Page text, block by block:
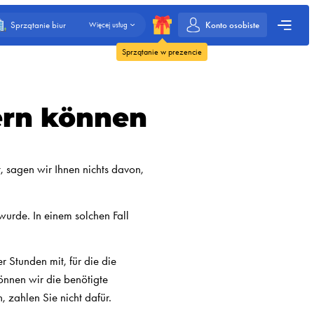
Sprzątanie biur Więcej usług
Sprzątanie w prezencie
Konto osobiste
können
sagen wir Ihnen nichts davon,
In einem solchen Fall
Stunden mit, für die die
wir die benötigte
zahlen Sie nicht dafür.